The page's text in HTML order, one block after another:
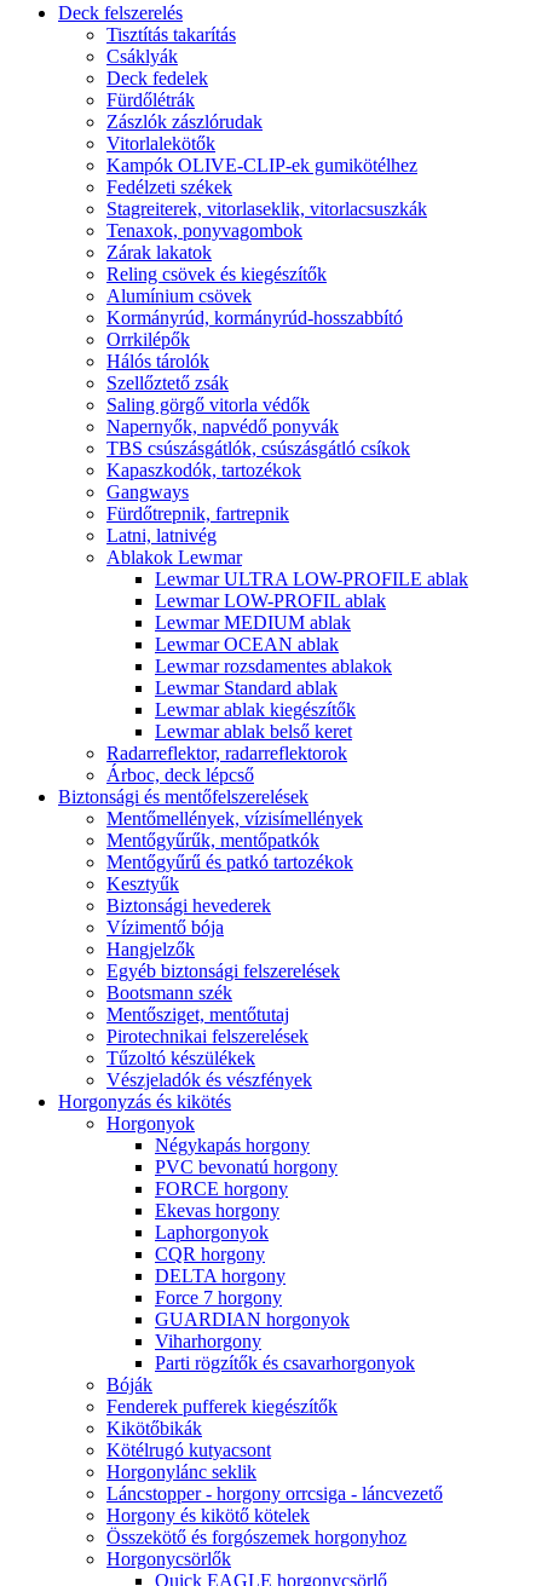
Deck felszerelés
Tisztítás takarítás
Csáklyák
Deck fedelek
Fürdőlétrák
Zászlók zászlórudak
Vitorlalekötők
Kampók OLIVE-CLIP-ek gumikötélhez
Fedélzeti székek
Stagreiterek, vitorlaseklik, vitorlacsuszkák
Tenaxok, ponyvagombok
Zárak lakatok
Reling csövek és kiegészítők
Alumínium csövek
Kormányrúd, kormányrúd-hosszabbító
Orrkilépők
Hálós tárolók
Szellőztető zsák
Saling görgő vitorla védők
Napernyők, napvédő ponyvák
TBS csúszásgátlók, csúszásgátló csíkok
Kapaszkodók, tartozékok
Gangways
Fürdőtrepnik, fartrepnik
Latni, latnivég
Ablakok Lewmar
Lewmar ULTRA LOW-PROFILE ablak
Lewmar LOW-PROFIL ablak
Lewmar MEDIUM ablak
Lewmar OCEAN ablak
Lewmar rozsdamentes ablakok
Lewmar Standard ablak
Lewmar ablak kiegészítők
Lewmar ablak belső keret
Radarreflektor, radarreflektorok
Árboc, deck lépcső
Biztonsági és mentőfelszerelések
Mentőmellények, vízisímellények
Mentőgyűrűk, mentőpatkók
Mentőgyűrű és patkó tartozékok
Kesztyűk
Biztonsági hevederek
Vízimentő bója
Hangjelzők
Egyéb biztonsági felszerelések
Bootsmann szék
Mentősziget, mentőtutaj
Pirotechnikai felszerelések
Tűzoltó készülékek
Vészjeladók és vészfények
Horgonyzás és kikötés
Horgonyok
Négykapás horgony
PVC bevonatú horgony
FORCE horgony
Ekevas horgony
Laphorgonyok
CQR horgony
DELTA horgony
Force 7 horgony
GUARDIAN horgonyok
Viharhorgony
Parti rögzítők és csavarhorgonyok
Bóják
Fenderek pufferek kiegészítők
Kikötőbikák
Kötélrugó kutyacsont
Horgonylánc seklik
Láncstopper - horgony orrcsiga - láncvezető
Horgony és kikötő kötelek
Összekötő és forgószemek horgonyhoz
Horgonycsörlők
Quick EAGLE horgonycsörlő